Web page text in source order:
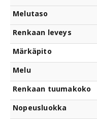
Melutaso
Renkaan leveys
Märkäpito
Melu
Renkaan tuumakoko
Nopeusluokka